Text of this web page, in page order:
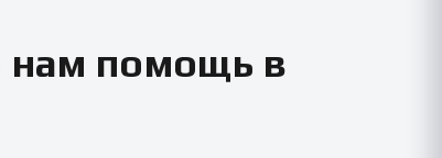
нам помощь в